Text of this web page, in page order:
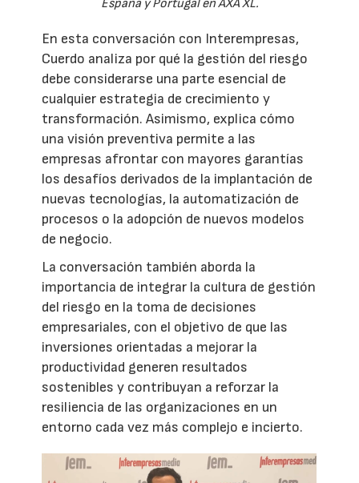
España y Portugal en AXA XL.
En esta conversación con Interempresas,
Cuerdo analiza por qué la gestión del riesgo
debe considerarse una parte esencial de
cualquier estrategia de crecimiento y
transformación. Asimismo, explica cómo
una visión preventiva permite a las
empresas afrontar con mayores garantías
los desafíos derivados de la implantación de
nuevas tecnologías, la automatización de
procesos o la adopción de nuevos modelos
de negocio.
La conversación también aborda la
importancia de integrar la cultura de gestión
del riesgo en la toma de decisiones
empresariales, con el objetivo de que las
inversiones orientadas a mejorar la
productividad generen resultados
sostenibles y contribuyan a reforzar la
resiliencia de las organizaciones en un
entorno cada vez más complejo e incierto.